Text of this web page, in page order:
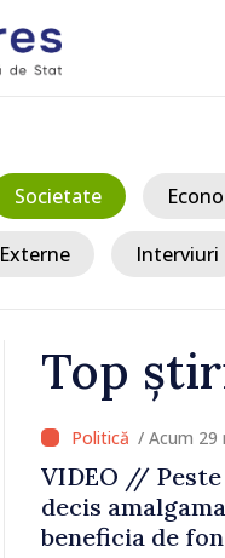
Societate
Externe Interviuri
Top
/ Acum 29
VIDEO //
decis
beneficia de